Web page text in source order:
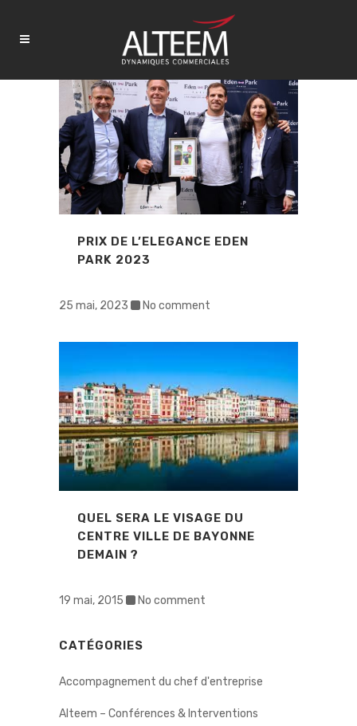
PRIX DE L’ELEGANCE EDEN
PARK 2023
25 mai, 2023 No comment
QUEL SERA LE VISAGE DU
CENTRE VILLE DE BAYONNE
DEMAIN ?
19 mai, 2015 No comment
CATÉGORIES
Accompagnement du chef d'entreprise
Alteem – Conférences & Interventions